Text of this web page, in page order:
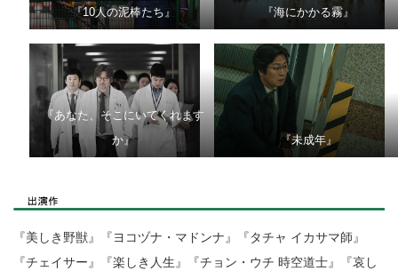
『10人の泥棒たち』 『海にかかる霧』
『あなた、そこにいてくれます
か』
『未成年』
『美しき野獣』『ヨコヅナ・マドンナ』『タチャ イカサマ師』
『チェイサー』『楽しき人生』『チョン・ウチ 時空道士』『哀し